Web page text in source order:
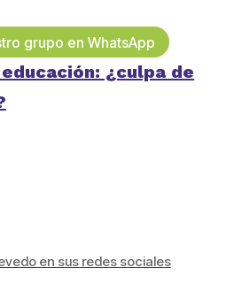
grupo en WhatsApp
¿culpa de
en sus redes sociales